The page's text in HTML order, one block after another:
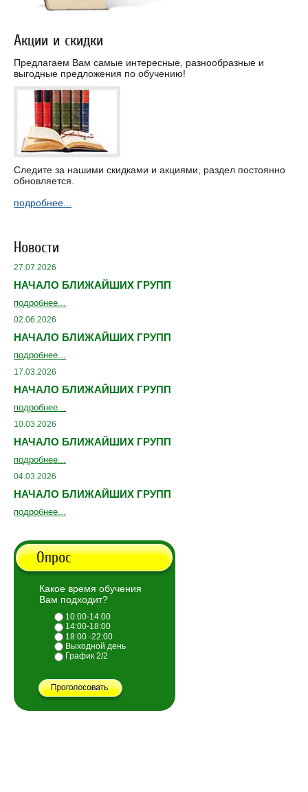
Акции и скидки
Предлагаем Вам самые интересные, разнообразные и
выгодные предложения по обучению!
Следите за нашими скидками и акциями, раздел постоянно
обновляется.
подробнее...
Новости
27.07.2026
НАЧАЛО БЛИЖАЙШИХ ГРУПП
подробнее...
02.06.2026
НАЧАЛО БЛИЖАЙШИХ ГРУПП
подробнее...
17.03.2026
НАЧАЛО БЛИЖАЙШИХ ГРУПП
подробнее...
10.03.2026
НАЧАЛО БЛИЖАЙШИХ ГРУПП
подробнее...
04.03.2026
НАЧАЛО БЛИЖАЙШИХ ГРУПП
подробнее...
Опрос
Какое время обучения
Вам подходит?
10:00-14:00
14:00-18:00
18:00 -22:00
Выходной день
График 2/2